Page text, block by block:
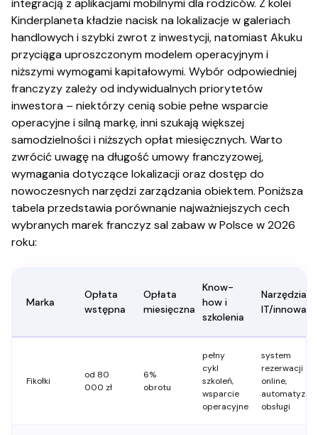
Kinderplaneta kładzie nacisk na lokalizacje w galeriach
handlowych i szybki zwrot z inwestycji, natomiast Akuku
przyciąga uproszczonym modelem operacyjnym i
niższymi wymogami kapitałowymi. Wybór odpowiedniej
franczyzy zależy od indywidualnych priorytetów
inwestora – niektórzy cenią sobie pełne wsparcie
operacyjne i silną markę, inni szukają większej
samodzielności i niższych opłat miesięcznych. Warto
zwrócić uwagę na długość umowy franczyzowej,
wymagania dotyczące lokalizacji oraz dostęp do
nowoczesnych narzędzi zarządzania obiektem. Poniższa
tabela przedstawia porównanie najważniejszych cech
wybranych marek franczyz sal zabaw w Polsce w 2026
roku:
Marka
Opłata
wstępna
Opłata
miesięczna
Know-
how i
szkolenia
Narzędzia
IT/
Fikołki
od 80
000 zł
6%
obrotu
pełny
cykl
szkoleń,
wsparcie
operacyjne
system
rezerwacji
online,
obsługi